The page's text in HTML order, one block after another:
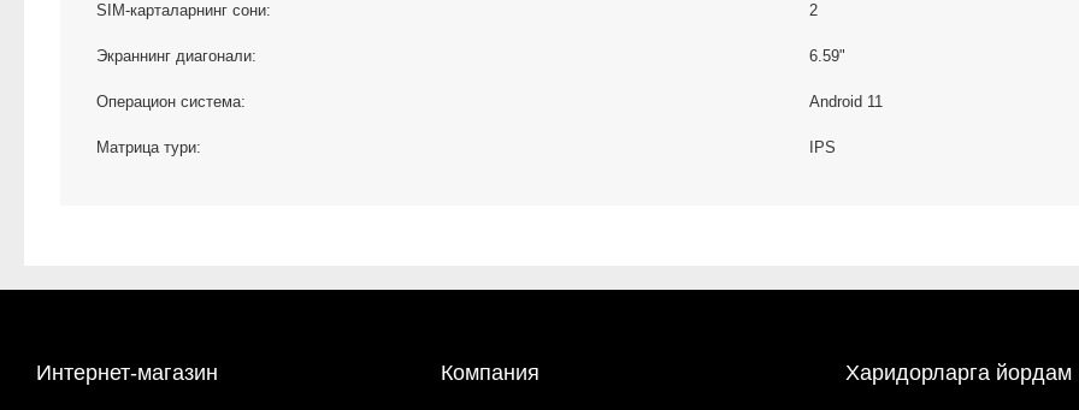
SIM-карталарнинг сони: 2
Экраннинг диагонали: 6.59"
Операцион система: Android 11
Матрица тури: IPS
Интернет-магазин Компания Харидорларга йордам